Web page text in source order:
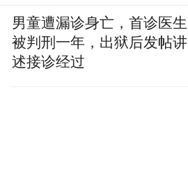
男童遭漏诊身亡，首诊医生
被判刑一年，出狱后发帖讲
述接诊经过